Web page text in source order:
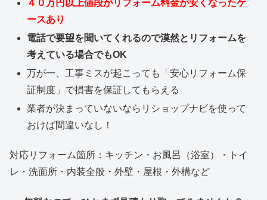
４０万円以上値段がリフォーム料金が安くなったケ
ースあり
電話で要望を聞いてくれるので漠然とリフォームを
考えている場合でもOK
万が一、工事ミスが起こっても「安心リフォーム保
証制度」で損害を保証してもらえる
業者が決まっていないならリショップナビを使って
おけば間違いなし！
対応リフォーム箇所：キッチン・お風呂（浴室）・トイ
レ・洗面所・内装全般・外壁・屋根・外構など